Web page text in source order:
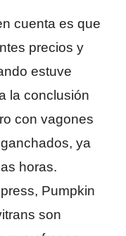
cuenta es que
precios y
estuve
la conclusión
con vagones
ya
horas.
Pumpkin
son